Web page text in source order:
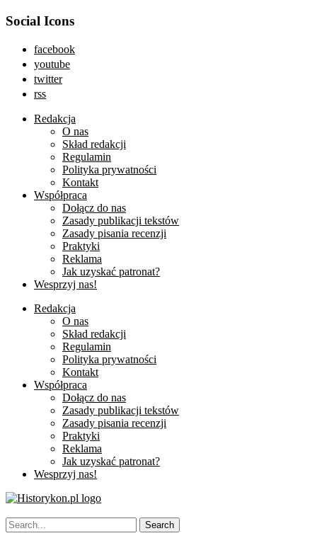
Social Icons
facebook
youtube
twitter
rss
Redakcja
O nas
Skład redakcji
Regulamin
Polityka prywatności
Kontakt
Współpraca
Dołącz do nas
Zasady publikacji tekstów
Zasady pisania recenzji
Praktyki
Reklama
Jak uzyskać patronat?
Wesprzyj nas!
Redakcja
O nas
Skład redakcji
Regulamin
Polityka prywatności
Kontakt
Współpraca
Dołącz do nas
Zasady publikacji tekstów
Zasady pisania recenzji
Praktyki
Reklama
Jak uzyskać patronat?
Wesprzyj nas!